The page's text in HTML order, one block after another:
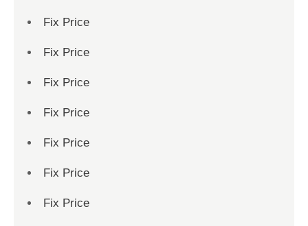
Fix Price
Fix Price
Fix Price
Fix Price
Fix Price
Fix Price
Fix Price